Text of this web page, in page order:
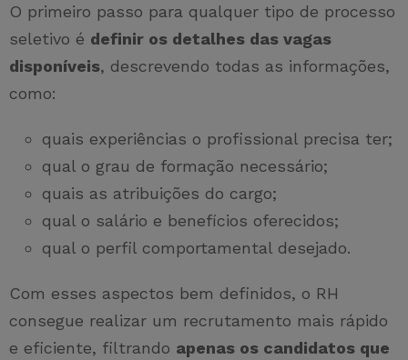
O primeiro passo para qualquer tipo de processo
seletivo é definir os detalhes das vagas
disponíveis, descrevendo todas as informações,
como:
quais experiências o profissional precisa ter;
qual o grau de formação necessário;
quais as atribuições do cargo;
qual o salário e benefícios oferecidos;
qual o perfil comportamental desejado.
Com esses aspectos bem definidos, o RH
consegue realizar um recrutamento mais rápido
e eficiente, filtrando apenas os candidatos que